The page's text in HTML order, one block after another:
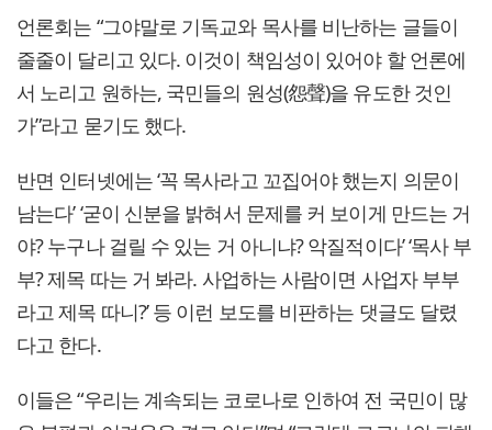
언론회는 “그야말로 기독교와 목사를 비난하는 글들이
줄줄이 달리고 있다. 이것이 책임성이 있어야 할 언론에
서 노리고 원하는, 국민들의 원성(怨聲)을 유도한 것인
가”라고 묻기도 했다.
반면 인터넷에는 ‘꼭 목사라고 꼬집어야 했는지 의문이
남는다’ ‘굳이 신분을 밝혀서 문제를 커 보이게 만드는 거
야? 누구나 걸릴 수 있는 거 아니냐? 악질적이다’ ‘목사 부
부? 제목 따는 거 봐라. 사업하는 사람이면 사업자 부부
라고 제목 따니?’ 등 이런 보도를 비판하는 댓글도 달렸
다고 한다.
이들은 “우리는 계속되는 코로나로 인하여 전 국민이 많